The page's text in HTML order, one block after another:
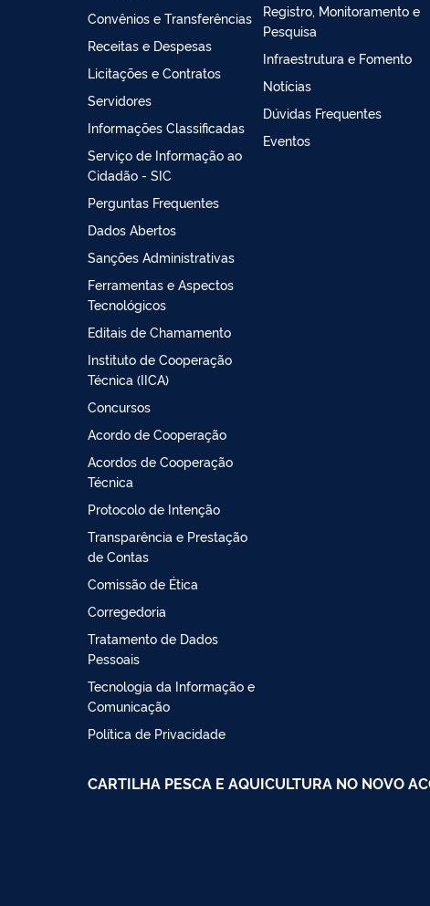
Convênios e Transferências
Receitas e Despesas
Licitações e Contratos
Servidores
Informações Classificadas
Serviço de Informação ao
Cidadão - SIC
Perguntas Frequentes
Dados Abertos
Sanções Administrativas
Ferramentas e Aspectos
Tecnológicos
Editais de Chamamento
Instituto de Cooperação
Técnica (IICA)
Concursos
Acordo de Cooperação
Acordos de Cooperação
Técnica
Protocolo de Intenção
Transparência e Prestação
de Contas
Comissão de Ética
Corregedoria
Tratamento de Dados
Pessoais
Tecnologia da Informação e
Comunicação
Política de Privacidade
Registro, Monitoramento e
Pesquisa
Infraestrutura e Fomento
Notícias
Dúvidas Frequentes
Eventos
CARTILHA PESCA E AQUICULTURA NO NOVO